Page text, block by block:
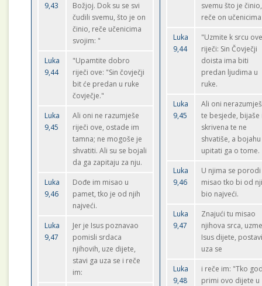
9,43
Božjoj. Dok su se svi
čudili svemu, što je on
činio, reče učenicima
svojim: "
Luka
9,44
"Upamtite dobro
riječi ove: "Sin čovječji
bit će predan u ruke
čovječje."
Luka
9,45
Ali oni ne razumješe
riječi ove, ostade im
tamna; ne mogoše je
shvatiti. Ali su se bojali
da ga zapitaju za nju.
Luka
9,46
Dođe im misao u
pamet, tko je od njih
najveći.
Luka
9,47
Jer je Isus poznavao
pomisli srdaca
njihovih, uze dijete,
stavi ga uza se i reče
im:
svemu što je činio,
reče on
Luka
9,44
"Uzmite k srcu
riječi: Sin Čovječji
doista ima biti
predan ljudima u
ruke.
Luka
9,45
Ali oni
te besjede, bijaše
skrivena te ne
shvatiše, a
upitati ga o tome.
Luka
9,46
U njima se porodi
misao tko bi od
bio najveći.
Luka
9,47
Znajući tu misao
njihova srca,
Isus dijete,
uza se
Luka
9,48
i reče im: "Tko
primi ovo dijete u